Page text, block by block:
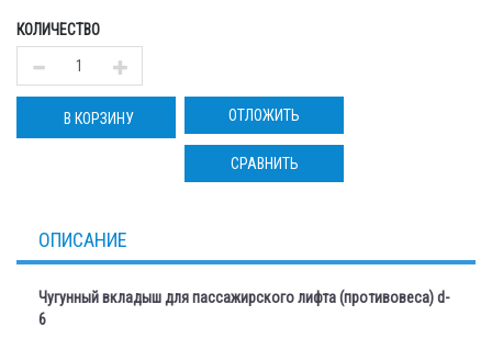
КОЛИЧЕСТВО
В КОРЗИНУ ОТЛОЖИТЬ
СРАВНИТЬ
ОПИСАНИЕ
Чугунный вкладыш для пассажирского лифта (противовеса) d-
6